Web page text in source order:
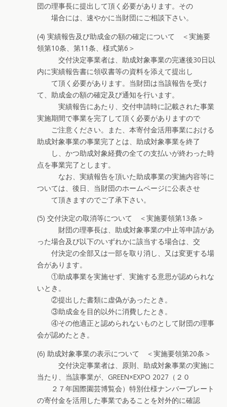
団の理事長に提出して頂く必要があります。その
場合には、速やかに当財団にご相談下さい。
(4) 実績報告及び助成金の額の確定について ＜実施要
領第10条、第11条、様式第6＞
交付決定事業者は、助成対象事業の完遂後30日以
内に実績報告書に領収書等の資料を添えて提出し
て頂く必要があります。当財団は当該報告を受け
て、助成金の額の確定及び通知を行います。
実績報告にあたり、交付申請時に記載された事業
実施期間で事業を完了して頂く必要がありますので
ご注意ください。また、本寄付金活用事業における
助成対象事業の事業完了とは、助成対象事業を終了
し、かつ助成対象経費の全ての支払いが終わった時
点を事業完了とします。
なお、実績報告を頂いた助成事業の実施内容等に
ついては、後日、当財団のホームページに公表させ
て頂きますのでご了承下さい。
(5) 交付決定の取消等について ＜実施要領第13条＞
財団の理事長は、助成対象事業の中止等申請があ
った場合及び以下のいずれかに該当する場合は、交
付決定の全部又は一部を取り消し、又は変更する場
合があります。
①助成事業を実施せず、実施する意思が認められな
いとき。
②提出した書類に虚偽があったとき。
③助成金を目的以外に消費したとき。
④その他適正と認められないものとして財団の理事
会が認めたとき。
(6) 助成対象事業の表示について ＜実施要領第20条＞
交付決定事業者は、原則、助成対象事業の実施に
当たり、当該事業が、GREEN×EXPO 2027（２０
２７年国際園芸博覧会）特別仕様ナンバープレート
の寄付金を活用した事業であることを対外的に確認